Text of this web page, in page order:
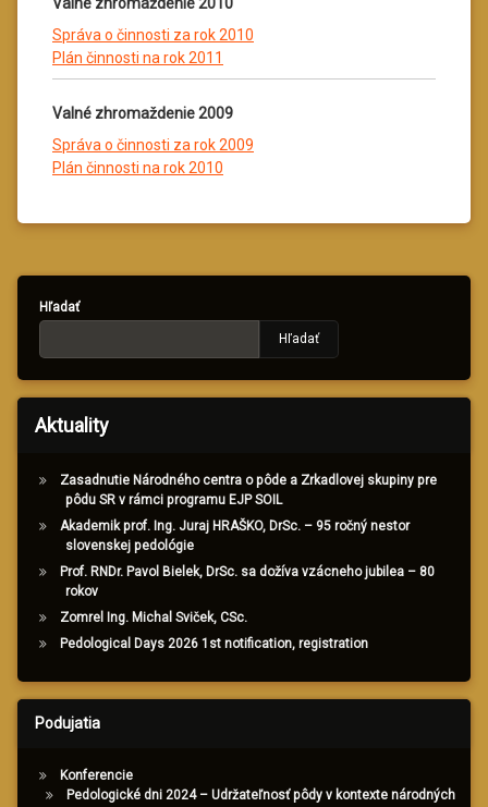
Správa o činnosti za rok 2010
Plán činnosti na rok 2011
Valné zhromaždenie 2009
Správa o činnosti za rok 2009
Plán činnosti na rok 2010
Hľadať
Hľadať
Aktuality
Zasadnutie Národného centra o pôde a Zrkadlovej skupiny pre
pôdu SR v rámci programu EJP SOIL
Akademik prof. Ing. Juraj HRAŠKO, DrSc. – 95 ročný nestor
slovenskej pedológie
Prof. RNDr. Pavol Bielek, DrSc. sa dožíva vzácneho jubilea – 80
rokov
Zomrel Ing. Michal Sviček, CSc.
Pedological Days 2026 1st notification, registration
Podujatia
Konferencie
Pedologické dni 2024 – Udržateľnosť pôdy v kontexte národných